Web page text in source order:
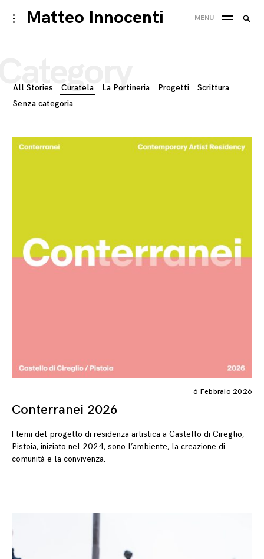
Skip
to
Matteo Innocenti
toggle
MENU
All Stories Curatela La Portineria Progetti
Scrittura
Senza categoria
6 Febbraio 2026
Conterranei 2026
I temi del progetto di residenza artistica a Castello di Cireglio,
Pistoia, iniziato nel 2024, sono l’ambiente, la creazione di
comunità e la convivenza.